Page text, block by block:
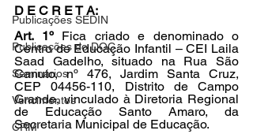
Publicações SEDIN
Publicações do DOC
Seminários
Vencimentos
CRM
D E C R E T A:
Art. 1º Fica criado e denominado o
Centro de Educação Infantil – CEI Laila
Saad Gadelho, situado na Rua São
Canuto, nº 476, Jardim Santa Cruz,
CEP 04456-110, Distrito de Campo
Grande, vinculado à Diretoria Regional
de Educação Santo Amaro, da
Secretaria Municipal de Educação.